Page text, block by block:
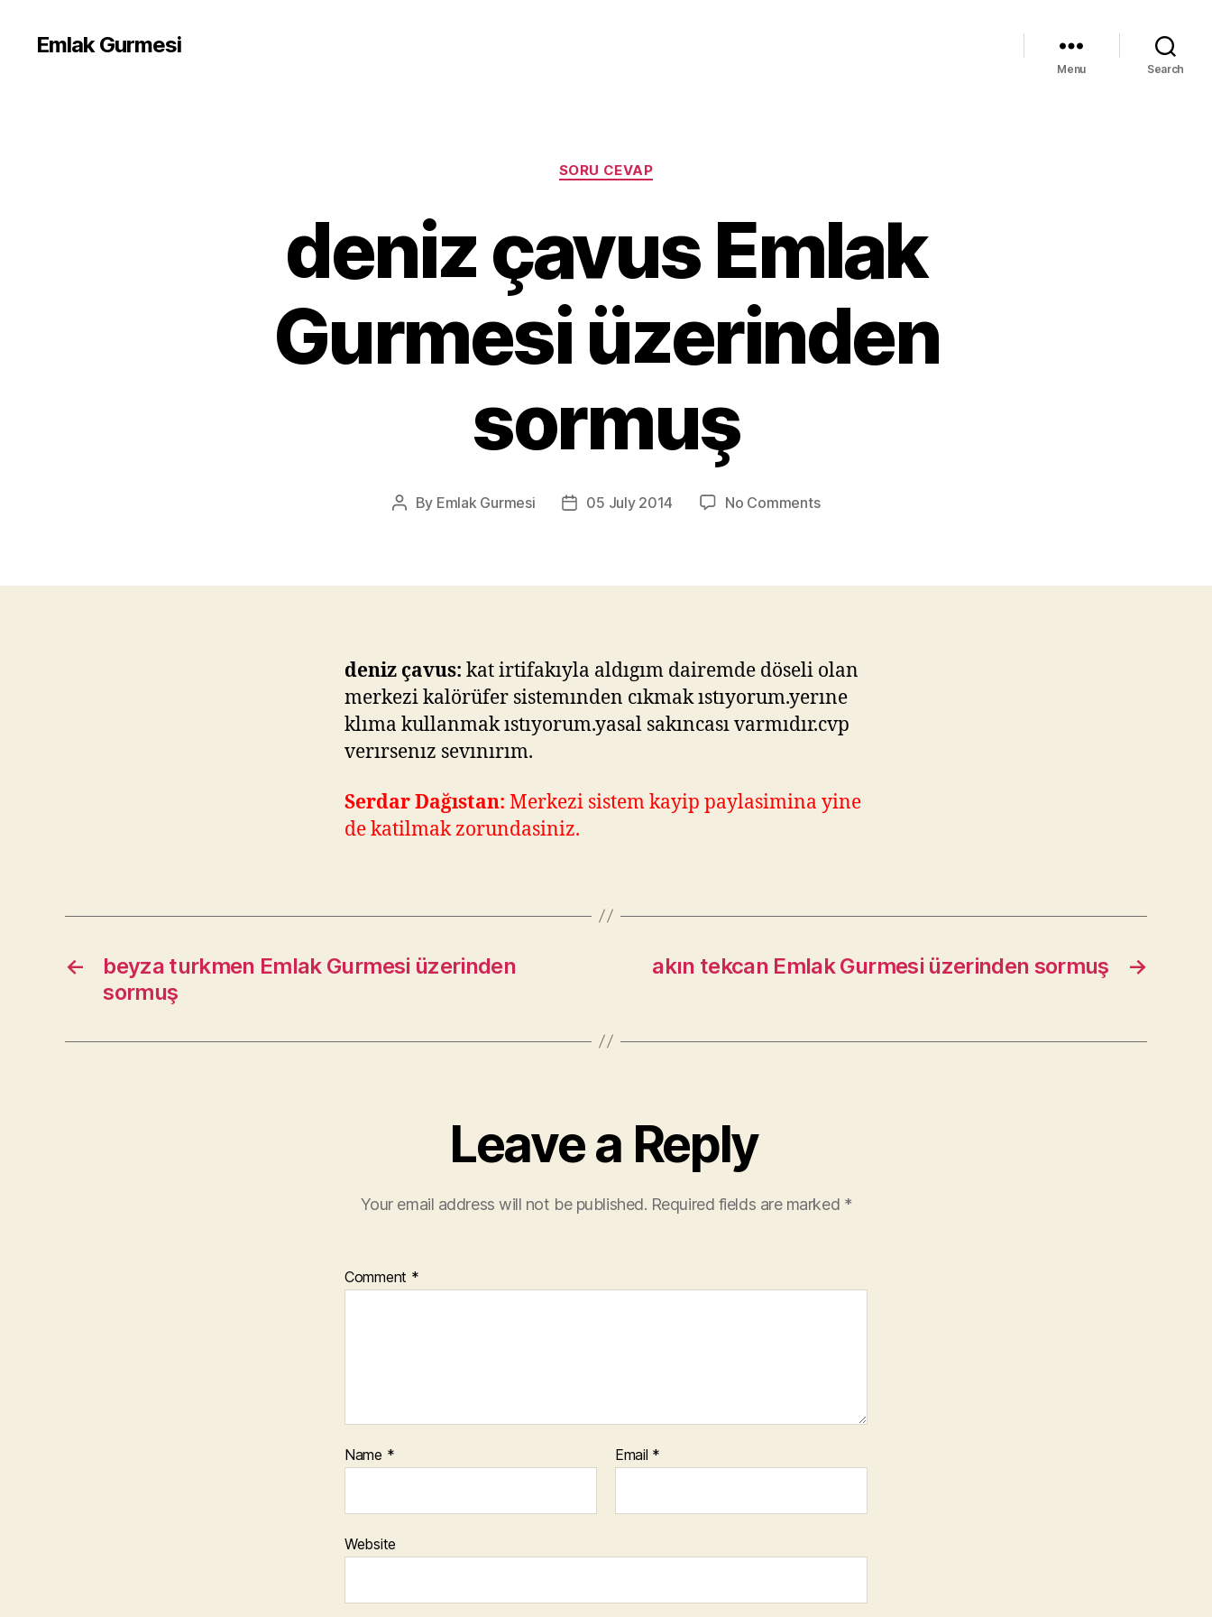
Emlak Gurmesi
Menu Search
Categories
SORU CEVAP
deniz çavus Emlak
Gurmesi üzerinden
sormuş
Post
By Emlak Gurmesi
Post05 July 2014 No Commentson
Gurmesi
deniz çavus: kat irtifakıyla aldıgım dairemde döseli olan
merkezi kalörüfer sistemınden cıkmak ıstıyorum.yerıne
klıma kullanmak ıstıyorum.yasal sakıncası varmıdır.cvp
verırsenız sevınırım.
Serdar Dağıstan: Merkezi sistem kayip paylasimina yine
de katilmak zorundasiniz.
←
beyza turkmen Emlak Gurmesi üzerinden
sormuş
→
akın tekcan Emlak Gurmesi üzerinden sormuş
Leave a Reply
Your email address will not be published. Required fields are marked *
Comment *
Name * Email *
Website